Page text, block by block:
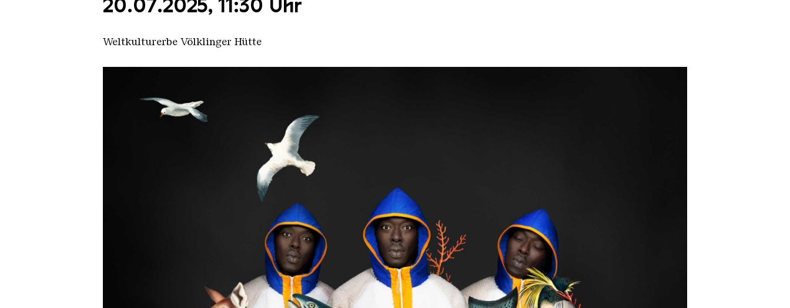
20.07.2025, 11:30 Uhr
Weltkulturerbe Völklinger Hütte